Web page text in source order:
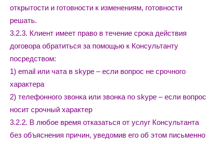
открытости и готовности к изменениям, готовности
решать.
3.2.3. Клиент имеет право в течение срока действия
договора обратиться за помощью к Консультанту
посредством:
1) email или чата в skype – если вопрос не срочного
характера
2) телефонного звонка или звонка по skype – если вопрос
носит срочный характер
3.2.2. В любое время отказаться от услуг Консультанта
без объяснения причин, уведомив его об этом письменно